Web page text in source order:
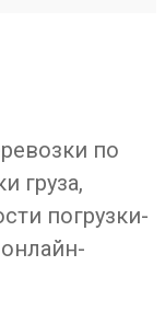
по
груза,
погрузки-